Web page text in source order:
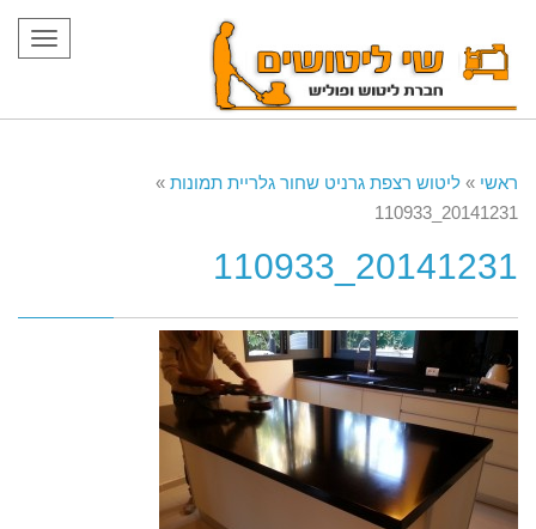
ראשי » ליטוש רצפת גרניט שחור גלריית תמונות »
20141231_110933
20141231_110933